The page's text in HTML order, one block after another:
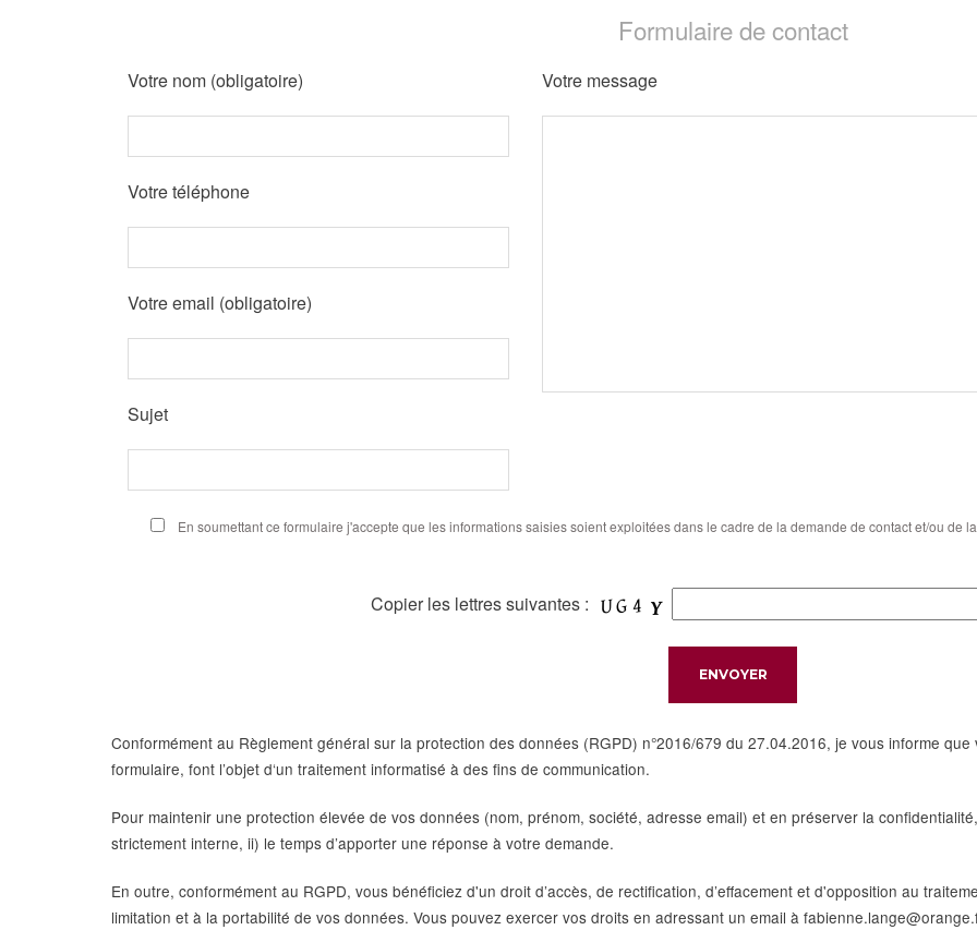
Formulaire de contact
Votre nom (obligatoire)
Votre téléphone
Votre email (obligatoire)
Sujet
Votre message
En soumettant ce formulaire j'accepte que les informations saisies soient exploitées dans le cadre de la demande de contact et/ou de
Copier les lettres suivantes :
Conformément au Règlement général sur la protection des données (RGPD) n°2016/679 du 27.04.2016, je vous informe
formulaire, font l’objet d‘un traitement informatisé à des fins de communication.
Pour maintenir une protection élevée de vos données (nom, prénom, société, adresse email) et en préserver la
strictement interne, ii) le temps d’apporter une réponse à votre demande.
En outre, conformément au RGPD, vous bénéficiez d'un droit d’accès, de rectification, d’effacement et d'opposition au
limitation et à la portabilité de vos données. Vous pouvez exercer vos droits en adressant un email à